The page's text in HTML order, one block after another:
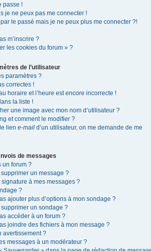
passe !
je ne peux pas me connecter !
le passé mais je ne peux plus me connecter ?!
m’inscrire ?
les cookies du forum » ?
de l’utilisateur
paramètres ?
correctes !
horaire et l’heure est encore incorrecte !
la liste !
une image avec mon nom d’utilisateur ?
et comment le modifier ?
lien e-mail d’un utilisateur, on me demande de me
de messages
un forum ?
un message ?
à mes messages ?
?
ajouter plus d’options à mon sondage ?
un sondage ?
accéder à un forum ?
joindre des fichiers à mon message ?
avertissement ?
messages à un modérateur ?